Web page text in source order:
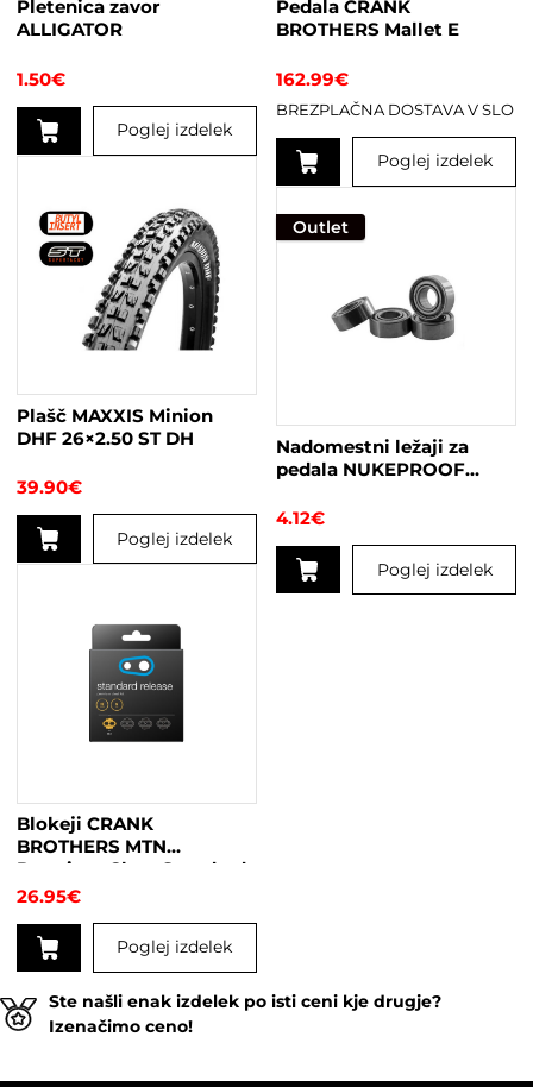
Pletenica zavor
ALLIGATOR
1.50€
Poglej izdelek
Pedala CRANK
BROTHERS Mallet E
162.99€
BREZPLAČNA DOSTAVA V SLO
Poglej izdelek
izdelek
ima
Možnosti
strani
izdelka
Plašč MAXXIS Minion
DHF 26×2.50 ST DH
39.90€
Poglej izdelek
Outlet
Nadomestni ležaji za
pedala NUKEPROOF
4.12€
Poglej izdelek
Blokeji CRANK
BROTHERS MTN
Premium Cleat Standard
6°
26.95€
Poglej izdelek
Ste našli enak izdelek po isti ceni kje drugje?
Izenačimo ceno!